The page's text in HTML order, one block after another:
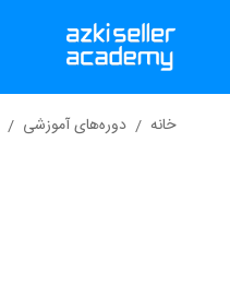
خانه دوره‌های آموزشی